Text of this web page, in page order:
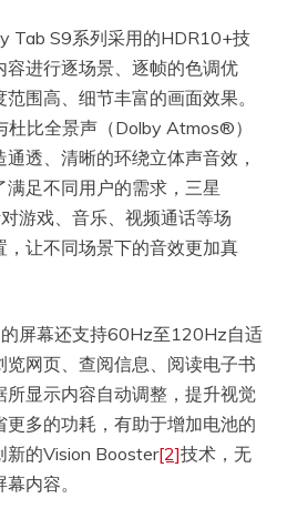
Tab S9系列采用的HDR10+技
进行逐场景、逐帧的色调优
围高、细节丰富的画面效果。
杜比全景声（Dolby Atmos®）
透、清晰的环绕立体声音效，
足不同用户的需求，三星
游戏、音乐、视频通话等场
让不同场景下的音效更加真
屏幕还支持60Hz至120Hz自适
网页、查阅信息、阅读电子书
所显示内容自动调整，提升视觉
多的功耗，有助于增加电池的
新的Vision Booster[2]技术，无
内容。